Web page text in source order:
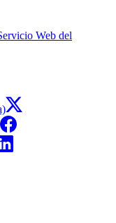
Web del